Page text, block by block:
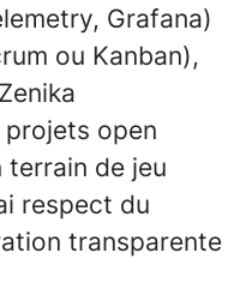
Grafana)
ou Kanban),
open
de jeu
respect du
transparente